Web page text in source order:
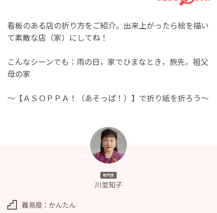
看板のある店の折り方をご紹介。出来上がったら絵を描い
て素敵な店（家）にしてね！
こんなシーンでも：雨の日，家でひまなとき，旅先，祖父
母の家
～【ＡＳＯＰＰＡ！（あそっぱ！）】で折り紙を折ろう～
専門家
川並知子
難易度：かんたん